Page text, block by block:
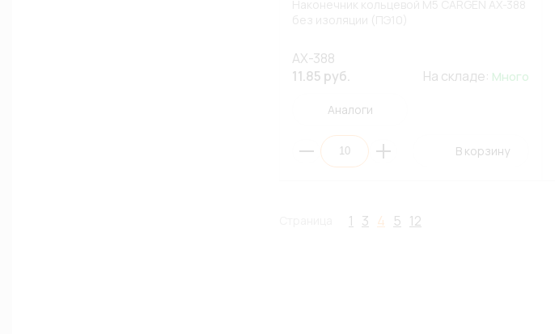
AX-388
11.85 руб.
На складе: Много
Аналоги
В корзину
1 3 4 5 12